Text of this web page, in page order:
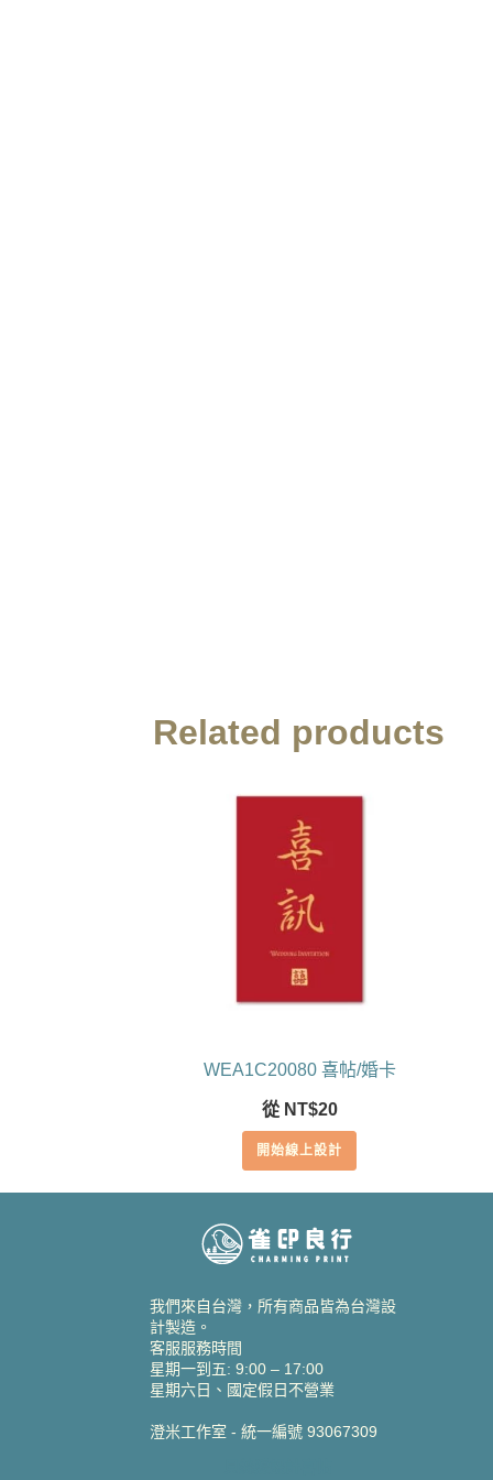
Related products
WEA1C20080 喜帖/婚卡
從 NT$20
開始線上設計
我們來自台灣，所有商品皆為台灣設
計製造。
客服服務時間
星期一到五: 9:00 – 17:00
星期六日、國定假日不營業
澄米工作室 - 統一編號 93067309